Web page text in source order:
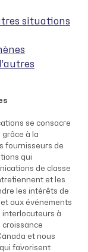
situations
se consacre
grâce à la
fournisseurs de
qui
de classe
et les
les intérêts de
aux événements
interlocuteurs à
croissance
et nous
favorisent